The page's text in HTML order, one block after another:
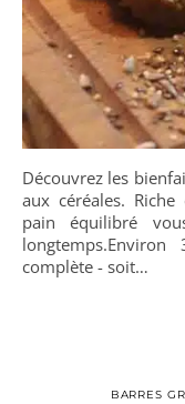
Découvrez les bienfaits du pain complet IG Bas au seigle et
aux céréales.
pain équilibré
complète - soit…
BARRES